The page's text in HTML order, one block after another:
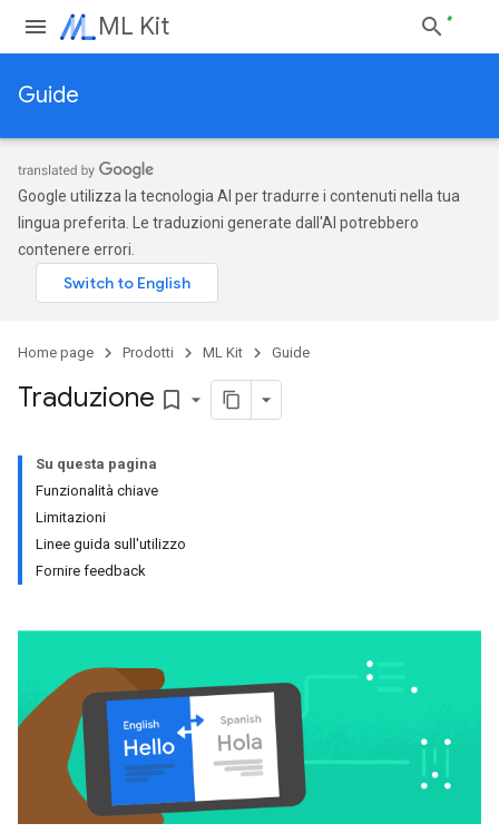
ML Kit
Guide
Google utilizza la tecnologia AI per tradurre i contenuti nella tua
lingua preferita. Le traduzioni generate dall'AI potrebbero
contenere errori.
Home page Prodotti ML Kit Guide
Traduzione bookmark_border
Su questa pagina
Funzionalità chiave
Limitazioni
Linee guida sull'utilizzo
Fornire feedback